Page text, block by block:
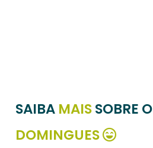
SAIBA MAISSOBRE O
DOMINGUES